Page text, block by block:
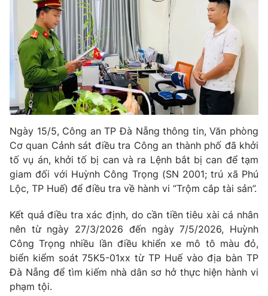
Góc doanh nghiệp
Truyền hình
Phim VTV
Hậu trường
Nhân vật
Khán giả
Giải sao mai
Giải trí
Điện ảnh
Âm nhạc
Đời sống
Du lịch
Làm đẹp
Chất lượng cuộc sống
Giáo dục
Tuyển sinh
Học trực tuyến
Công nghệ
Hitech Công nghệ tương lai
Thị trường
Tư vấn
Giao lưu trực tuyến
Lịch phát sóng
Chuyên mục khác
Emagazine
Ngày 15/5, Công an TP Đà Nẵng thông tin, Văn phòng
Cơ quan Cảnh sát điều tra Công an thành phố đã khởi
tố vụ án, khởi tố bị can và ra Lệnh bắt bị can để tạm
giam đối với Huỳnh Công Trọng (SN 2001; trú xã Phú
Lộc, TP Huế) để điều tra về hành vi “Trộm cắp tài sản”.
Kết quả điều tra xác định, do cần tiền tiêu xài cá nhân
nên từ ngày 27/3/2026 đến ngày 7/5/2026, Huỳnh
Công Trọng nhiều lần điều khiển xe mô tô màu đỏ,
biển kiểm soát 75K5-01xx từ TP Huế vào địa bàn TP
Đà Nẵng để tìm kiếm nhà dân sơ hở thực hiện hành vi
phạm tội.